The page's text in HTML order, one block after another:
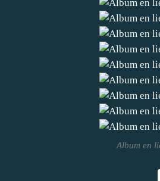
Album en